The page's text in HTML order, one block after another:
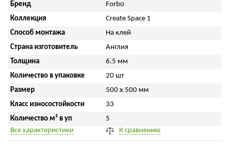
Бренд
Forbo
Коллекция
Create Space 1
Способ монтажа
На клей
Страна изготовитель
Англия
Толщина
6.5 мм
Количество в упаковке
20 шт
Размер
500 x 500 мм
Класс износостойкости
33
Количество м² в уп
5
Все характеристики
К сравнению